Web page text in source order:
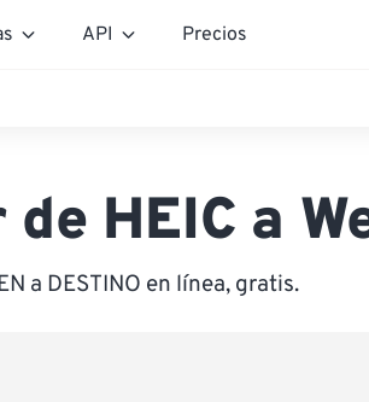
API Precios
HEIC a
a DESTINO en línea, gratis.